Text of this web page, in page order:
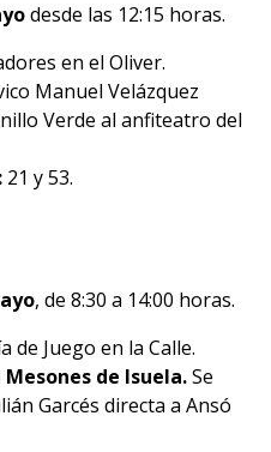
desde las 12:15 horas.
en el Oliver.
Manuel Velázquez
Verde al anfiteatro del
21 y 53.
, de 8:30 a 14:00 horas.
de Juego en la Calle.
de Isuela.Se
Garcés directa a Ansó